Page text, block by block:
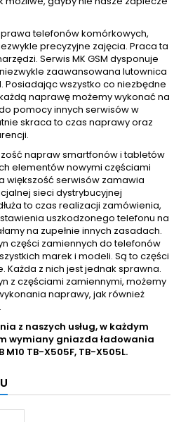
telefonów komórkowych,
precyzyjne zajęcia. Praca ta
Serwis MK GSM dysponuje
zaawansowana lutownica
Posiadając wszystko co niezbędne
naprawę możemy wykonać na
pomocy innych serwisów w
skraca to czas naprawy oraz
napraw smartfonów i tabletów
elementów nowymi częściami
większość serwisów zamawia
sieci dystrybucyjnej
to czas realizacji zamówienia,
uszkodzonego telefonu na
na zupełnie innych zasadach.
części zamiennych do telefonów
marek i modeli. Są to części
Każda z nich jest jednak sprawna.
z częściami zamiennymi, możemy
naprawy, jak również
z naszych usług, w każdym
wymiany gniazda ładowania
M10 TB-X505F, TB-X505L.